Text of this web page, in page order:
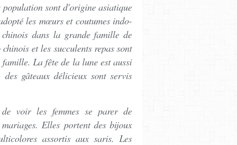
sont d'origine asiatique
les mœurs et coutumes indo-
dans la grande famille de
et les succulents repas sont
La fête de la lune est aussi
gâteaux délicieux sont servis
voir les femmes se parer de
Elles portent des bijoux
assortis aux saris. Les